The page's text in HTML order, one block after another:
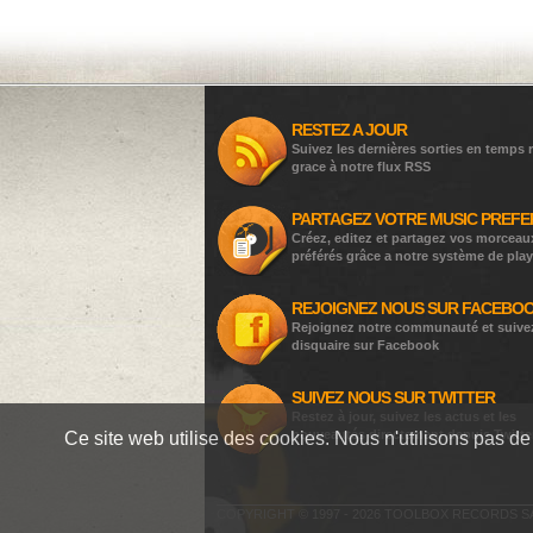
RESTEZ A JOUR
Suivez les dernières sorties en temps
grace à notre flux RSS
PARTAGEZ VOTRE MUSIC
Créez, editez et partagez vos
préférés grâce a notre système de
REJOIGNEZ NOUS SUR
Rejoignez notre communauté et
disquaire sur Facebook
SUIVEZ NOUS SUR TWITTER
nouveautés directement depuis Twitter
Ce site web utilise des cookies. Nous n'utilisons pas